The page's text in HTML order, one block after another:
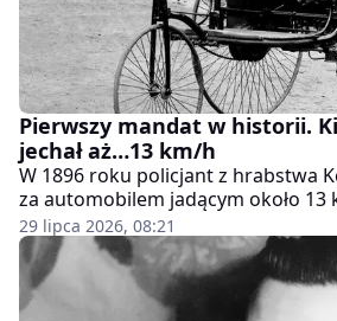
Pierwszy mandat w historii.
jechał aż…13 km/h
W 1896 roku policjant z hrabstwa
za automobilem jadącym około
godzinę. Kierowca czterokrotnie
dozwoloną prędkość, a jego
absurd przepisów stworzonych
epoki.
29 lipca 2026, 08:21